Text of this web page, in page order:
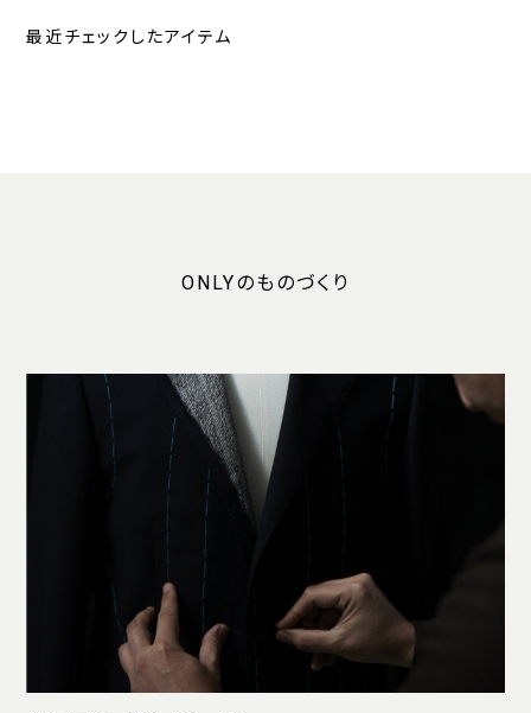
最近チェックしたアイテム
ONLYのものづくり